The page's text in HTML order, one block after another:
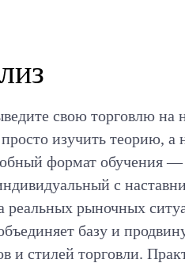
свою торговлю на
изучить теорию,
формат обучения —
с
реальных рыночных
базу и
и стилей торговли.